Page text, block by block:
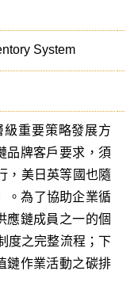
System
重要策略發展方
品牌客戶要求，須
，美日英等國也隨
。為了協助企業循
應鏈成員之一的個
度之完整流程；下
鏈作業活動之碳排